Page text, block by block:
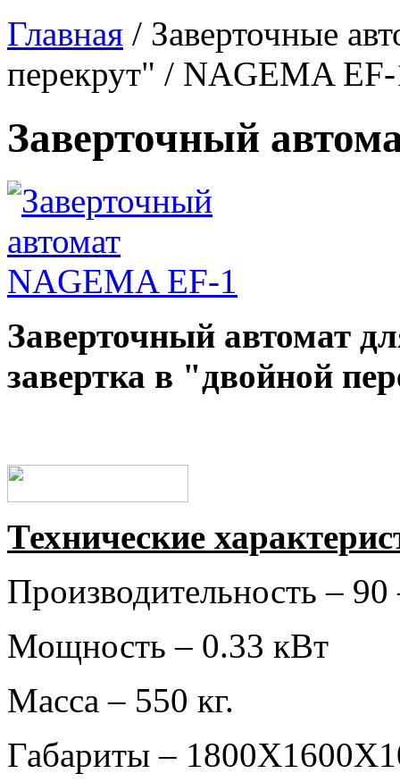
Главная / Заверточные
перекрут" / NAGEMA
Заверточный
Заверточный автомат
завертка в "двойной
Технические
Производительность –
Мощность – 0.33 кВт
Масса – 550 кг.
Габариты –